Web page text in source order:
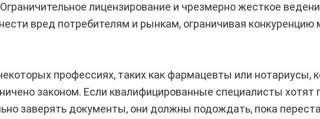
лицензирование и чрезмерно жесткое
вред потребителям и рынкам, ограничивая
профессиях, таких как фармацевты или нотариусы,
законом. Если квалифицированные специалисты хотят
заверять документы, они должны подождать, пока